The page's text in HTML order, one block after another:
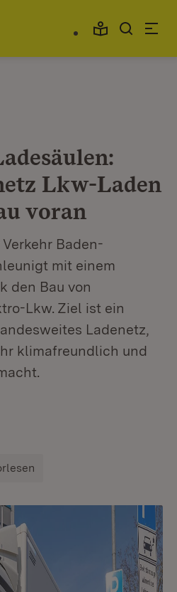
Lkw-Laden
voran
Baden-
mit einem
den Bau von
Lkw. Ziel ist ein
Ladenetz,
klimafreundlich und